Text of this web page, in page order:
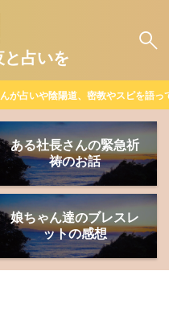
と占いを
が占いや陰陽道、密教やスピを語
ある社長さんの緊急祈
祷のお話
娘ちゃん達のブレスレ
ットの感想